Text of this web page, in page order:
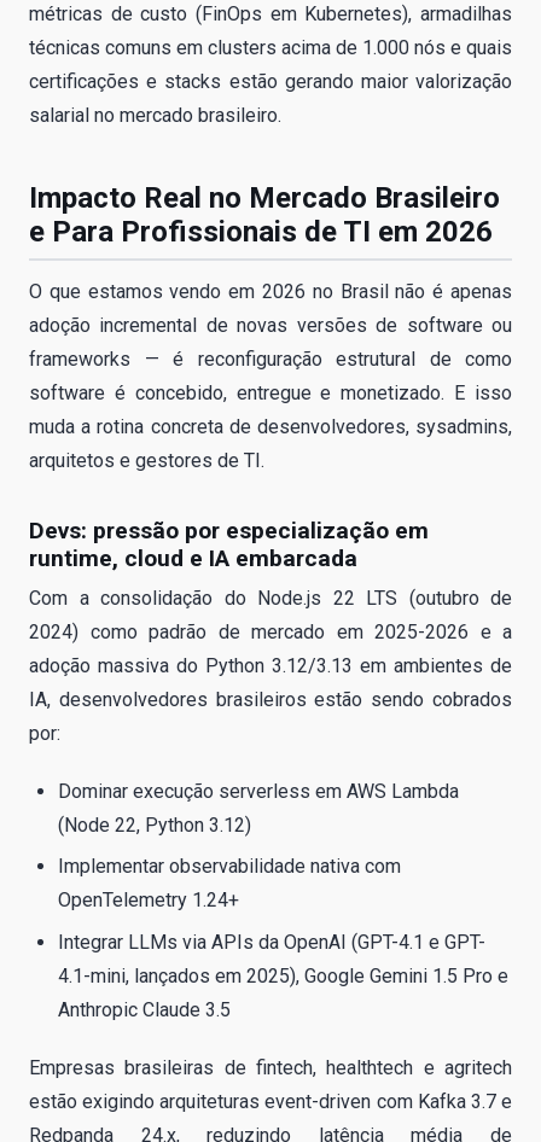
métricas de custo (FinOps em Kubernetes), armadilhas
técnicas comuns em clusters acima de 1.000 nós e quais
certificações e stacks estão gerando maior valorização
salarial no mercado brasileiro.
Impacto Real no Mercado Brasileiro
e Para Profissionais de TI em 2026
O que estamos vendo em 2026 no Brasil não é apenas
adoção incremental de novas versões de software ou
frameworks — é reconfiguração estrutural de como
software é concebido, entregue e monetizado. E isso
muda a rotina concreta de desenvolvedores, sysadmins,
arquitetos e gestores de TI.
Devs: pressão por especialização em
runtime, cloud e IA embarcada
Com a consolidação do Node.js 22 LTS (outubro de
2024) como padrão de mercado em 2025-2026 e a
adoção massiva do Python 3.12/3.13 em ambientes de
IA, desenvolvedores brasileiros estão sendo cobrados
por:
Dominar execução serverless em AWS Lambda
(Node 22, Python 3.12)
Implementar observabilidade nativa com
OpenTelemetry 1.24+
Integrar LLMs via APIs da OpenAI (GPT-4.1 e GPT-
4.1-mini, lançados em 2025), Google Gemini 1.5 Pro e
Anthropic Claude 3.5
Empresas brasileiras de fintech, healthtech e agritech
estão exigindo arquiteturas event-driven com Kafka 3.7 e
Redpanda 24.x, reduzindo latência média de